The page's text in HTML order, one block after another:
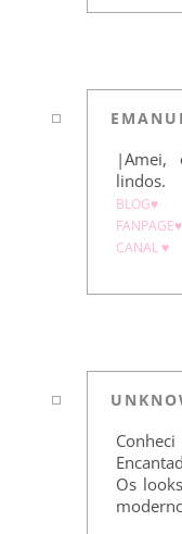
|Amei,
lindos.
BLOG♥
FANPAGE♥
CANAL ♥
Os